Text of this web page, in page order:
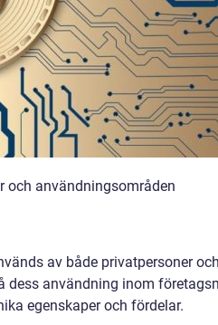
och användningsområden
av både privatpersoner
dess användning inom
egenskaper och fördelar.